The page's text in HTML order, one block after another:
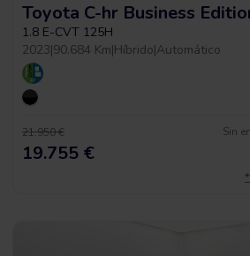
Toyota C-hr Business
1.8 E-CVT 125H
2023|90.684 Km|Híbrido|Automático
21.950 €
19.755 €
Sin